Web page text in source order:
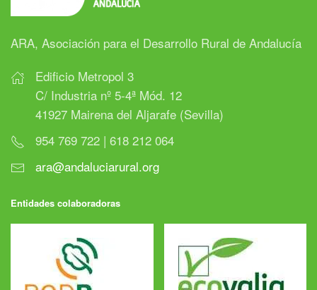
ARA, Asociación para el Desarrollo Rural de Andalucía
Edificio Metropol 3
C/ Industria nº 5-4ª Mód. 12
41927 Mairena del Aljarafe (Sevilla)
954 769 722 | 618 212 064
ara@andaluciarural.org
Entidades colaboradoras